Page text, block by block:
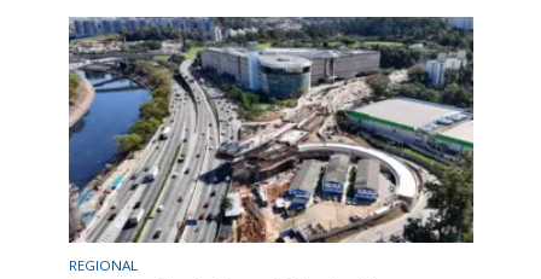
REGIONAL